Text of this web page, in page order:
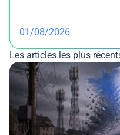
01/08/2026
Les articles les plus